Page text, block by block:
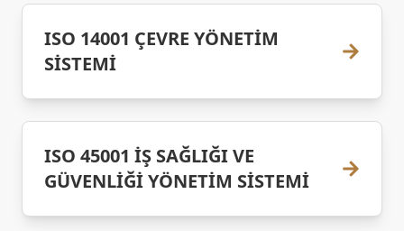
ISO 14001 ÇEVRE YÖNETİM
SİSTEMİ
ISO 45001 İŞ SAĞLIĞI VE
GÜVENLİĞİ YÖNETİM SİSTEMİ